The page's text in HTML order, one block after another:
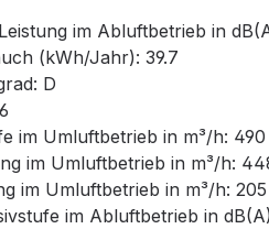
im Abluftbetrieb in
(kWh/Jahr): 39.7
D
im Umluftbetrieb in m³/h: 490
im Umluftbetrieb in m³/h:
im Umluftbetrieb in m³/h: 205
im Abluftbetrieb in